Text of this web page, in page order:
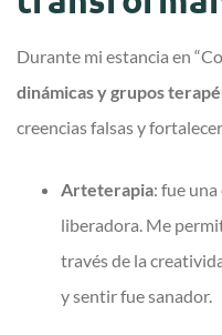
Durante mi estancia en
dinámicas y grupos
creencias falsas y
Arteterapia: fue
liberadora. Me
través de la
y sentir fue sanador.